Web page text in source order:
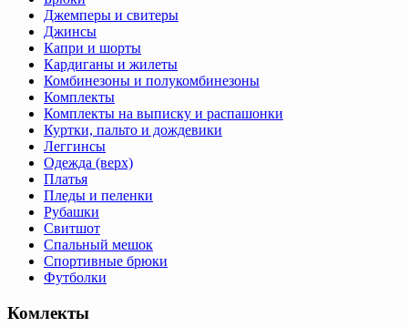
Джемперы и свитеры
Джинсы
Капри и шорты
Кардиганы и жилеты
Комбинезоны и полукомбинезоны
Комплекты
Комплекты на выписку и распашонки
Куртки, пальто и дождевики
Леггинсы
Одежда (верх)
Платья
Пледы и пеленки
Рубашки
Свитшот
Спальный мешок
Спортивные брюки
Футболки
Комлекты